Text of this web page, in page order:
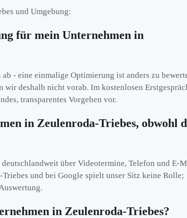
und Umgebung:
für mein Unternehmen in
- eine einmalige Optimierung ist anders zu
wir deshalb nicht vorab. Im kostenlosen
transparentes Vorgehen vor.
in Zeulenroda-Triebes, obwohl
über Videotermine, Telefon und E-
und bei Google spielt unser Sitz keine Rolle;
in Zeulenroda-Triebes?